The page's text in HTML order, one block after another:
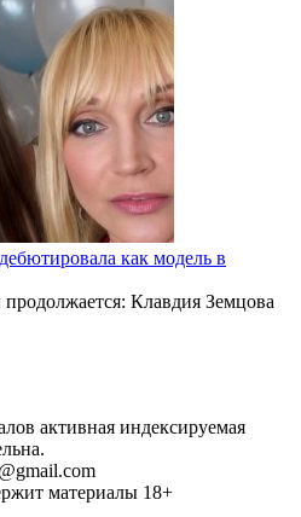
как модель в
Клавдия Земцова
активная индексируемая
материалы 18+